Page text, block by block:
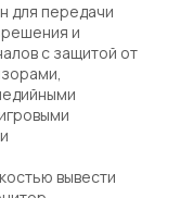
для передачи
и
с защитой от
вывести